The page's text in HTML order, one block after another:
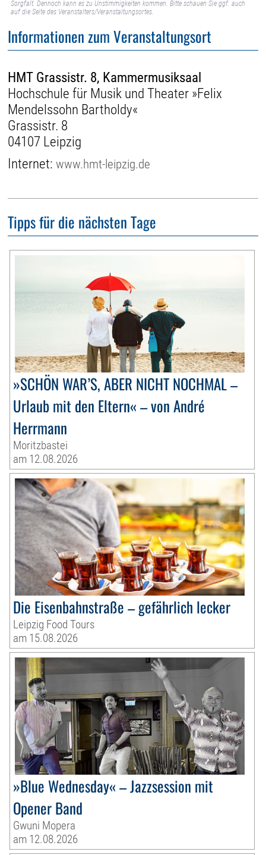
Sorgfalt. Dennoch kann es zu Unstimmigkeiten kommen. Bitte schauen Sie ggf. auch
auf die Seite des Veranstalters/Veranstaltungsortes.
Informationen zum Veranstaltungsort
HMT Grassistr. 8, Kammermusiksaal
Hochschule für Musik und Theater »Felix
Mendelssohn Bartholdy«
Grassistr. 8
04107 Leipzig
Internet:www.hmt-leipzig.de
Tipps für die nächsten Tage
»SCHÖN WAR’S, ABER NICHT NOCHMAL –
Urlaub mit den Eltern« – von André
Herrmann
Moritzbastei
am 12.08.2026
Die Eisenbahnstraße – gefährlich lecker
Leipzig Food Tours
am 15.08.2026
»Blue Wednesday« – Jazzsession mit
Opener Band
Gwuni Mopera
am 12.08.2026